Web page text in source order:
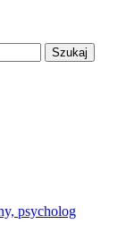
Szukaj
psycholog